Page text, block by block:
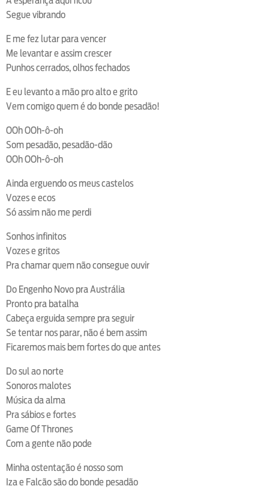
Segue vibrando
E me fez lutar para vencer
Me levantar e assim crescer
Punhos cerrados, olhos fechados
E eu levanto a mão pro alto e grito
Vem comigo quem é do bonde pesadão!
OOh OOh-ô-oh
Som pesadão, pesadão-dão
OOh OOh-ô-oh
Ainda erguendo os meus castelos
Vozes e ecos
Só assim não me perdi
Sonhos infinitos
Vozes e gritos
Pra chamar quem não consegue ouvir
Do Engenho Novo pra Austrália
Pronto pra batalha
Cabeça erguida sempre pra seguir
Se tentar nos parar, não é bem assim
Ficaremos mais bem fortes do que antes
Do sul ao norte
Sonoros malotes
Música da alma
Pra sábios e fortes
Game Of Thrones
Com a gente não pode
Minha ostentação é nosso som
Iza e Falcão são do bonde pesadão